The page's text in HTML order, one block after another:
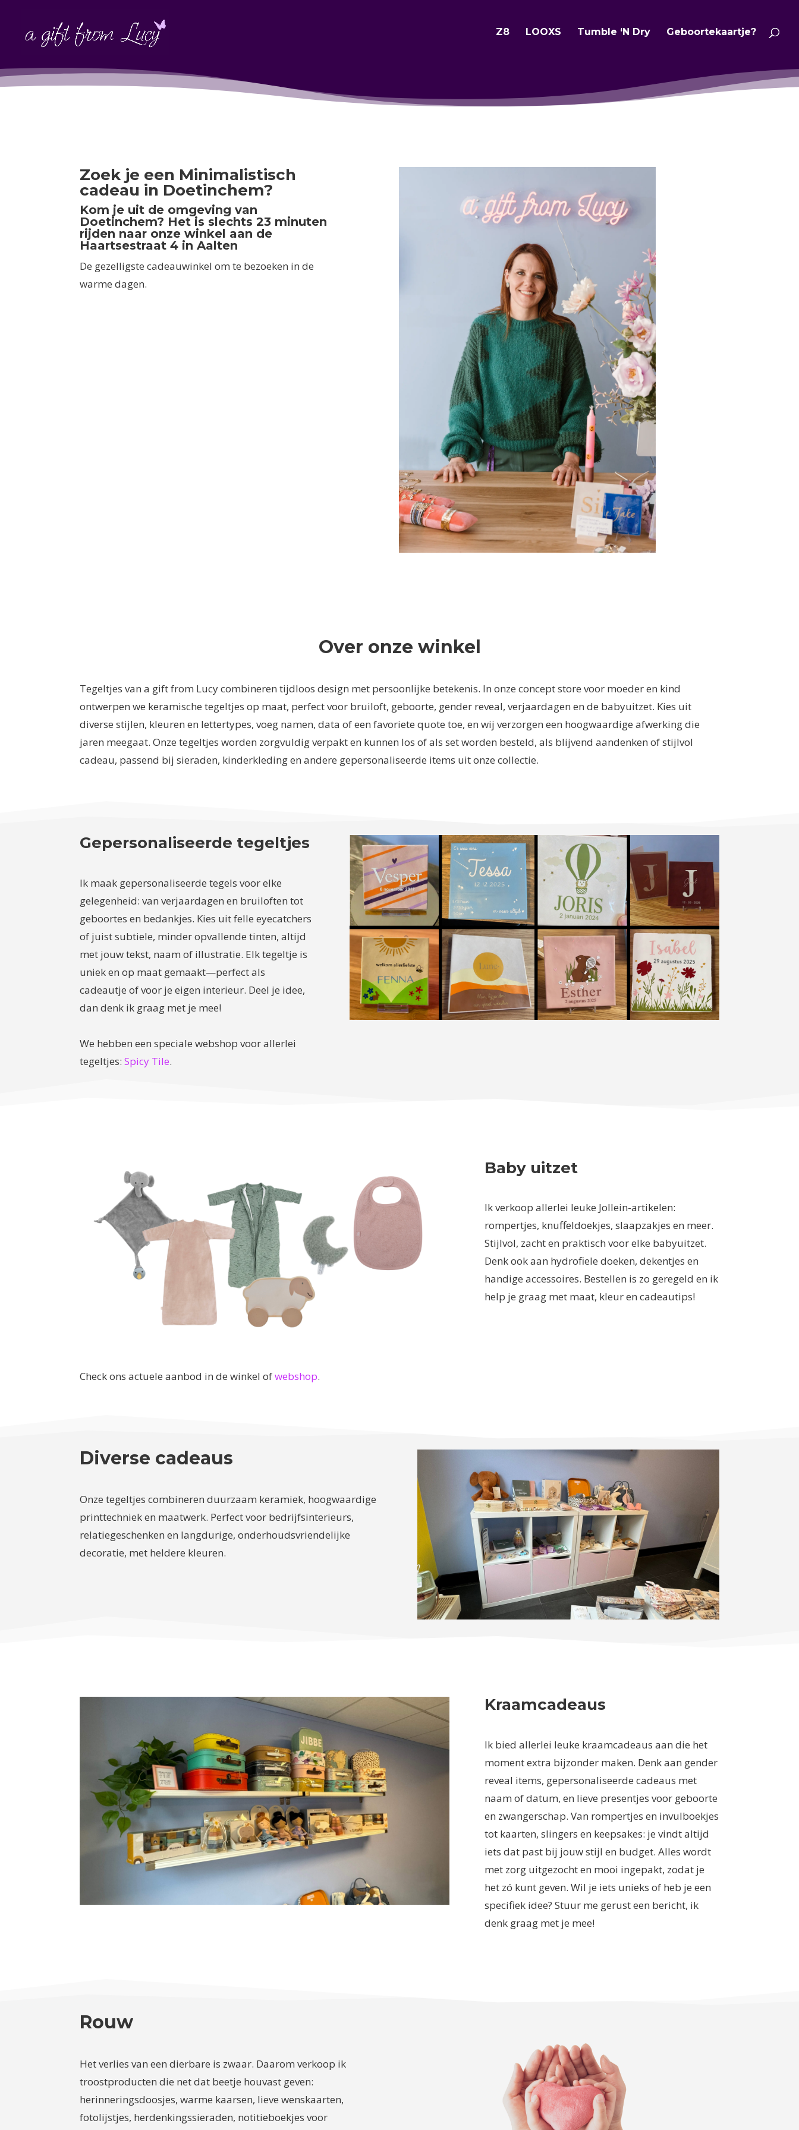
Z8 LOOXS Tumble ‘N Dry Geboortekaartje?
Zoek je een Minimalistisch
cadeau in Doetinchem?
Kom je uit de omgeving van
Doetinchem? Het is slechts 23 minuten
rijden naar onze winkel aan de
Haartsestraat 4 in Aalten
De gezelligste cadeauwinkel om te bezoeken in de
warme dagen.
Over onze winkel
Tegeltjes van a gift from Lucy combineren tijdloos design met persoonlijke betekenis. In onze concept store voor moeder en kind
ontwerpen we keramische tegeltjes op maat, perfect voor bruiloft, geboorte, gender reveal, verjaardagen en de babyuitzet. Kies uit
diverse stijlen, kleuren en lettertypes, voeg namen, data of een favoriete quote toe, en wij verzorgen een hoogwaardige afwerking die
jaren meegaat. Onze tegeltjes worden zorgvuldig verpakt en kunnen los of als set worden besteld, als blijvend aandenken of stijlvol
cadeau, passend bij sieraden, kinderkleding en andere gepersonaliseerde items uit onze collectie.
Gepersonaliseerde tegeltjes
Ik maak gepersonaliseerde tegels voor elke
gelegenheid: van verjaardagen en bruiloften tot
geboortes en bedankjes. Kies uit felle eyecatchers
of juist subtiele, minder opvallende tinten, altijd
met jouw tekst, naam of illustratie. Elk tegeltje is
uniek en op maat gemaakt—perfect als
cadeautje of voor je eigen interieur. Deel je idee,
dan denk ik graag met je mee!
We hebben een speciale webshop voor allerlei
tegeltjes:Spicy Tile.
Check ons actuele aanbod in de winkel ofwebshop.
Baby uitzet
Ik verkoop allerlei leuke Jollein-artikelen:
rompertjes, knuffeldoekjes, slaapzakjes en meer.
Stijlvol, zacht en praktisch voor elke babyuitzet.
Denk ook aan hydrofiele doeken, dekentjes en
handige accessoires. Bestellen is zo geregeld en ik
help je graag met maat, kleur en cadeautips!
Diverse cadeaus
Onze tegeltjes combineren duurzaam keramiek, hoogwaardige
printtechniek en maatwerk. Perfect voor bedrijfsinterieurs,
relatiegeschenken en langdurige, onderhoudsvriendelijke
decoratie, met heldere kleuren.
Kraamcadeaus
Ik bied allerlei leuke kraamcadeaus aan die het
moment extra bijzonder maken. Denk aan gender
reveal items, gepersonaliseerde cadeaus met
naam of datum, en lieve presentjes voor geboorte
en zwangerschap. Van rompertjes en invulboekjes
tot kaarten, slingers en keepsakes: je vindt altijd
iets dat past bij jouw stijl en budget. Alles wordt
met zorg uitgezocht en mooi ingepakt, zodat je
het zó kunt geven. Wil je iets unieks of heb je een
specifiek idee? Stuur me gerust een bericht, ik
denk graag met je mee!
Rouw
Het verlies van een dierbare is zwaar. Daarom verkoop ik
troostproducten die net dat beetje houvast geven:
herinneringsdoosjes, warme kaarsen, lieve wenskaarten,
fotolijstjes, herdenkingssieraden, notitieboekjes voor